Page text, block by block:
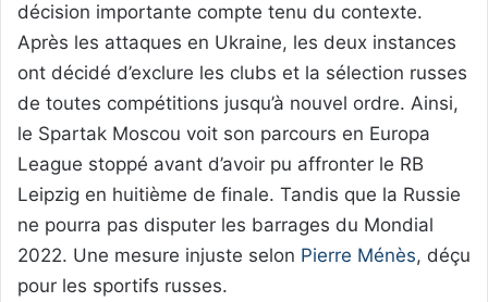
décision importante compte tenu du contexte.
Après les attaques en Ukraine, les deux instances
ont décidé d’exclure les clubs et la sélection russes
de toutes compétitions jusqu’à nouvel ordre. Ainsi,
le Spartak Moscou voit son parcours en Europa
League stoppé avant d’avoir pu affronter le RB
Leipzig en huitième de finale. Tandis que la Russie
ne pourra pas disputer les barrages du Mondial
2022. Une mesure injuste selon Pierre Ménès, déçu
pour les sportifs russes.